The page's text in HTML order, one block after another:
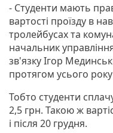
- Студенти мають
вартості проїзду в
тролейбусах та
начальник
зв'язку Ігор
протягом усього
Тобто студенти
2,5 грн. Такою ж
і після 20 грудня.